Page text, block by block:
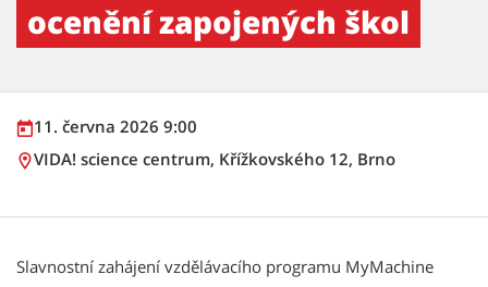
ocenění zapojených škol
11. června 2026 9:00
VIDA! science centrum, Křížkovského 12, Brno
Slavnostní zahájení vzdělávacího programu MyMachine